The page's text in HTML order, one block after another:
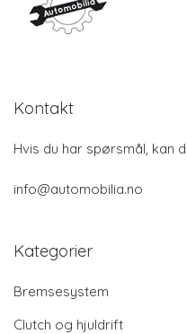
Kontakt
Hvis du har spørsmål, kan
info@automobilia.no
Kategorier
Bremsesystem
Clutch og hjuldrift